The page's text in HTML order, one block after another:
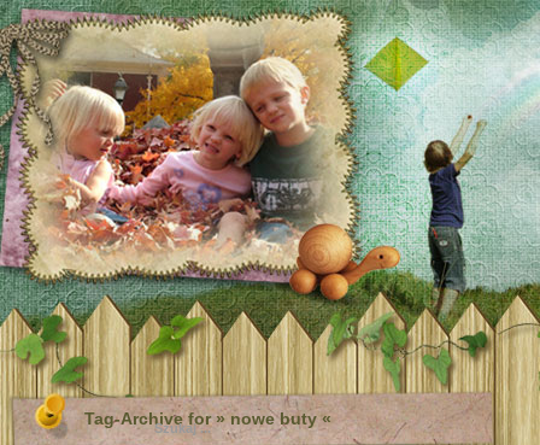
Tag-Archive for » nowe buty «